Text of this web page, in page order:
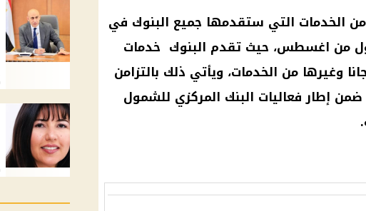
الخدمات التي ستقدمها جميع البنوك في
من اغسطس، حيث تقدم البنوك خدمات
وغيرها من الخدمات، ويأتي ذلك بالتزامن
إطار فعاليات البنك المركزي للشمول